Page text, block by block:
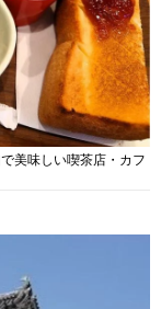
美味しい喫茶店・カフ